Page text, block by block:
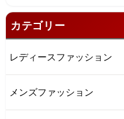
カテゴリー
レディースファッション
メンズファッション